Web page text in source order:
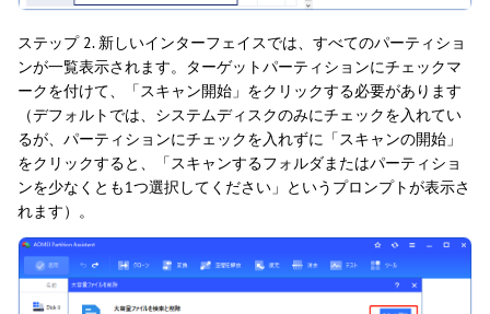
ステップ 2. 新しいインターフェイスでは、すべてのパーティショ
ンが一覧表示されます。ターゲットパーティションにチェックマ
ークを付けて、「スキャン開始」をクリックする必要があります
（デフォルトでは、システムディスクのみにチェックを入れてい
るが、パーティションにチェックを入れずに「スキャンの開始」
をクリックすると、「スキャンするフォルダまたはパーティショ
ンを少なくとも1つ選択してください」というプロンプトが表示さ
れます）。